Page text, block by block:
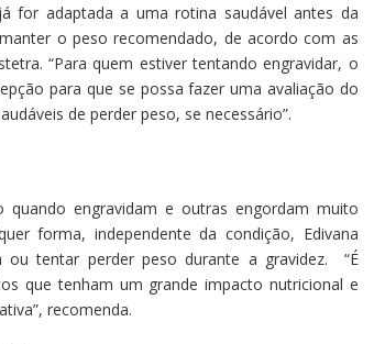
for adaptada a uma rotina saudável antes da
o peso recomendado, de acordo com as
“Para quem estiver tentando engravidar, o
para que se possa fazer uma avaliação do
de perder peso, se necessário”.
engravidam e outras engordam muito
forma, independente da condição, Edivana
tentar perder peso durante a gravidez. “É
que tenham um grande impacto nutricional e
recomenda.